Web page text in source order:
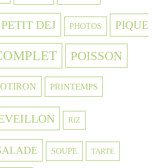
PETIT DEJ PHOTOS PIQUE
POISSON
PRINTEMPS
RIZ
SOUPE TARTE